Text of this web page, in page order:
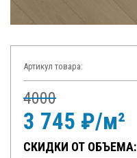
Артикул товара:
4000
3 745 ₽/м²
СКИДКИ ОТ ОБЪЕМА: